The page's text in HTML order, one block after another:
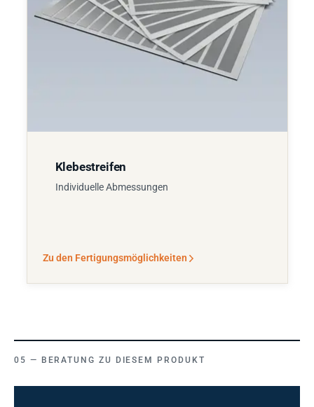
Klebestreifen
Individuelle Abmessungen
Zu den Fertigungsmöglichkeiten
BERATUNG ZU DIESEM PRODUKT